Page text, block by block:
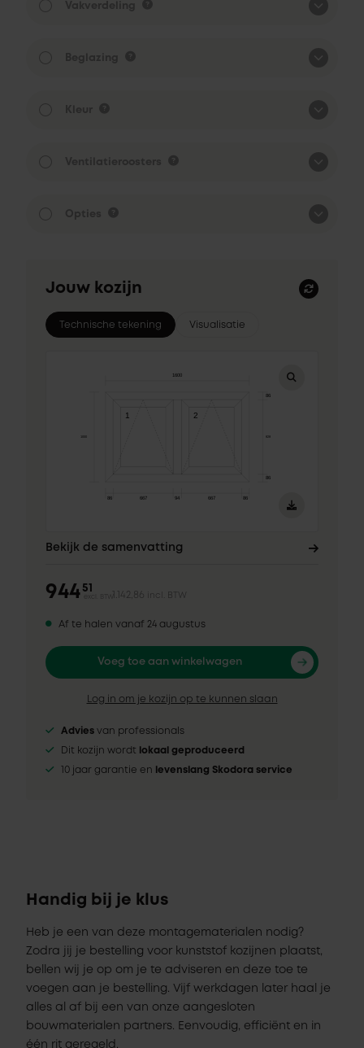
Jouw kozijn
Technische tekening Visualisatie
Bekijk de samenvatting
944 51
1.142,86 incl. BTW
Af te halen vanaf 24 augustus
Voeg toe aan winkelwagen
Log in om je kozijn op te kunnen slaan
Advies van professionals
Dit kozijn wordt lokaal geproduceerd
10 jaar garantie en levenslang Skodora service
Handig bij je klus
Heb je een van deze montagematerialen nodig?
Zodra jij je bestelling voor kunststof kozijnen plaatst,
bellen wij je op om je te adviseren en deze toe te
voegen aan je bestelling. Vijf werkdagen later haal je
alles al af bij een van onze aangesloten
bouwmaterialen partners. Eenvoudig, efficiënt en in
één rit geregeld.